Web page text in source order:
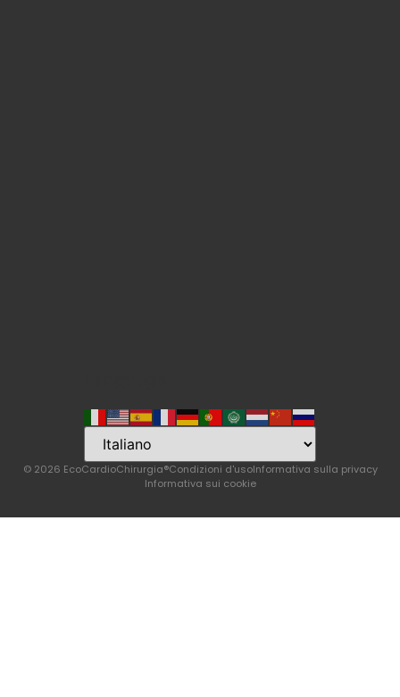
© 2026 EcoCardioChirurgia®Condizioni d'usoInformativa sulla privacy
Informativa sui cookie